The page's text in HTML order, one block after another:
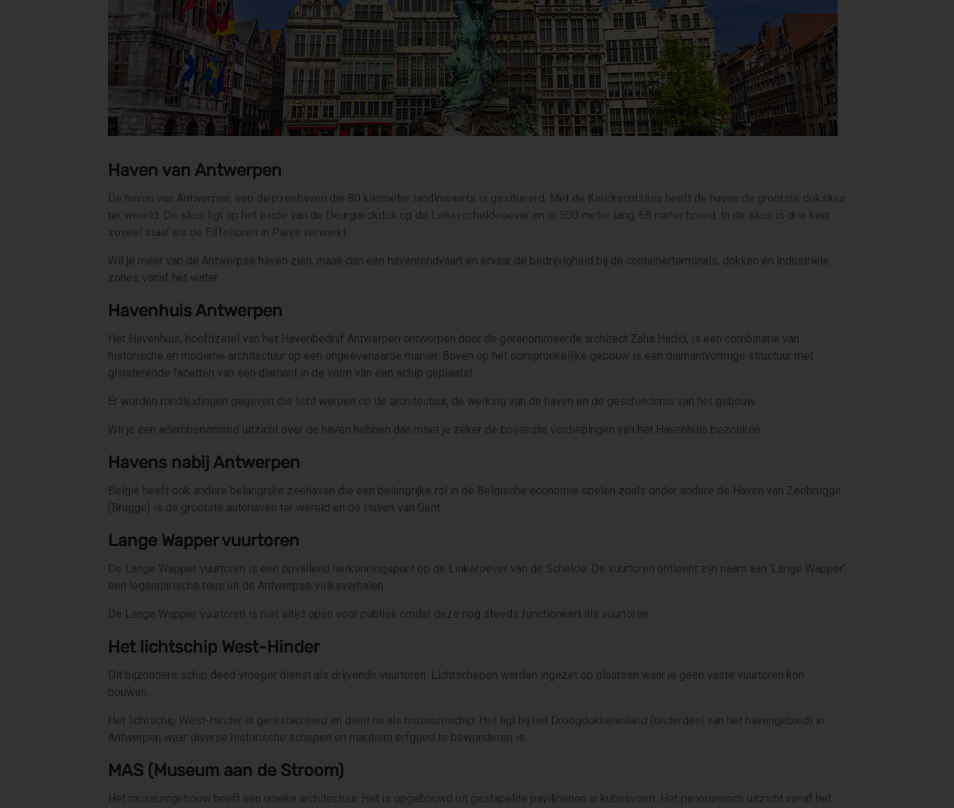
Haven van Antwerpen
De haven van Antwerpen, een diepzeehaven die 80 kilometer landinwaarts is gesitueerd. Met de Kieldrechtsluis heeft de haven de grootste doksluis
ter wereld. De sluis ligt op het einde van de Deurganckdok op de Linkerscheldeoever en is 500 meter lang, 68 meter breed. In de sluis is drie keer
zoveel staal als de Eiffeltoren in Parijs verwerkt.
Wil je meer van de Antwerpse haven zien, maak dan een havenrondvaart en ervaar de bedrijvigheid bij de containerterminals, dokken en industriële
zones vanaf het water.
Havenhuis Antwerpen
Het Havenhuis, hoofdzetel van het Havenbedrijf Antwerpen ontworpen door de gerenommeerde architect Zaha Hadid, is een combinatie van
historische en moderne architectuur op een ongeëvenaarde manier. Boven op het oorspronkelijke gebouw is een diamantvormige structuur met
glinsterende facetten van een diamant in de vorm van een schip geplaatst.
Er worden rondleidingen gegeven die licht werpen op de architectuur, de werking van de haven en de geschiedenis van het gebouw.
Wil je een adembenemend uitzicht over de haven hebben dan moet je zeker de bovenste verdiepingen van het Havenhuis bezoeken.
Havens nabij Antwerpen
België heeft ook andere belangrijke zeehaven die een belangrijke rol in de Belgische economie spelen zoals onder andere de Haven van Zeebrugge
(Brugge) is de grootste autohaven ter wereld en de Haven van Gent.
Lange Wapper vuurtoren
De Lange Wapper vuurtoren is een opvallend herkenningspunt op de Linkeroever van de Schelde. De vuurtoren ontleent zijn naam aan ‘Lange Wapper’
een legendarische reus uit de Antwerpse volksverhalen.
De Lange Wapper vuurtoren is niet altijd open voor publiek omdat deze nog steeds functioneert als vuurtoren.
Het lichtschip West-Hinder
Dit bijzondere schip deed vroeger dienst als drijvende vuurtoren. Lichtschepen werden ingezet op plaatsen waar je geen vaste vuurtoren kon
bouwen.
Het lichtschip West-Hinder is gerestaureerd en dient nu als museumschip. Het ligt bij het Droogdokkeneiland (onderdeel van het havengebied) in
Antwerpen waar diverse historische schepen en maritiem erfgoed te bewonderen is.
MAS (Museum aan de Stroom)
Het museumgebouw heeft een unieke architectuur. Het is opgebouwd uit gestapelde paviljoenen in kubusvorm. Het panoramisch uitzicht vanaf het